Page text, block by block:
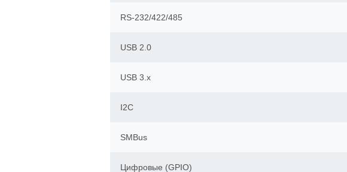
RS-232/422/485
USB 2.0
USB 3.x
I2C
SMBus
Цифровые (GPIO)